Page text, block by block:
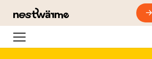
Navigation